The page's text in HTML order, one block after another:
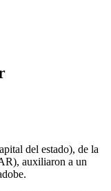
del estado), de la
auxiliaron a un